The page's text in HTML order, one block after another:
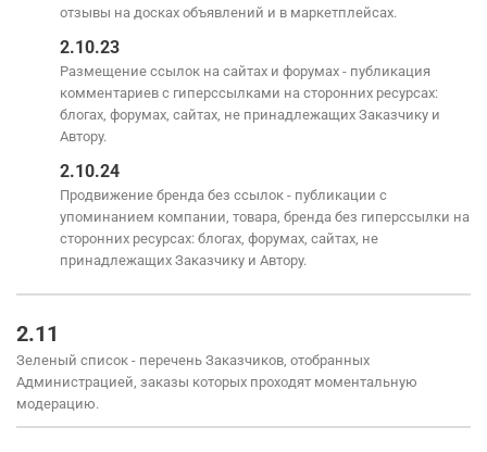
отзывы на досках объявлений и в маркетплейсах.
2.10.23
Размещение ссылок на сайтах и форумах - публикация
комментариев с гиперссылками на сторонних ресурсах:
блогах, форумах, сайтах, не принадлежащих Заказчику и
Автору.
2.10.24
Продвижение бренда без ссылок - публикации с
упоминанием компании, товара, бренда без гиперссылки на
сторонних ресурсах: блогах, форумах, сайтах, не
принадлежащих Заказчику и Автору.
2.11
Зеленый список - перечень Заказчиков, отобранных
Администрацией, заказы которых проходят моментальную
модерацию.